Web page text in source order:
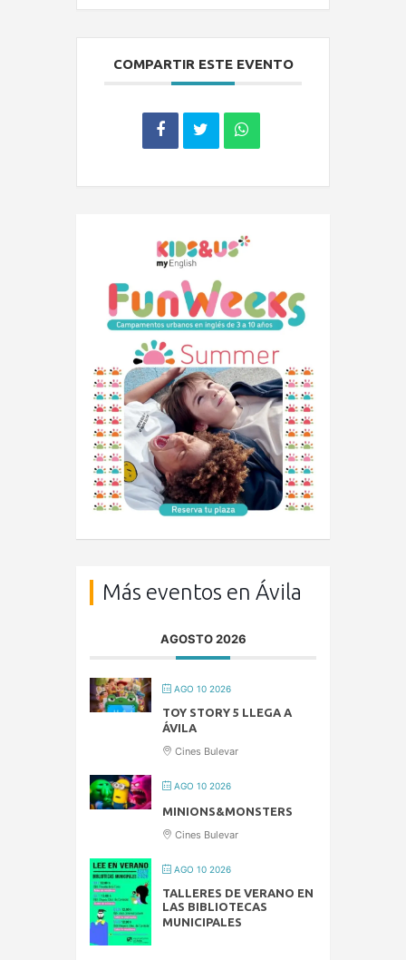
COMPARTIR ESTE EVENTO
Más eventos en Ávila
AGOSTO 2026
AGO 10 2026
TOY STORY 5 LLEGA A
ÁVILA
Cines Bulevar
AGO 10 2026
MINIONS&MONSTERS
Cines Bulevar
AGO 10 2026
TALLERES DE VERANO EN
LAS BIBLIOTECAS
MUNICIPALES